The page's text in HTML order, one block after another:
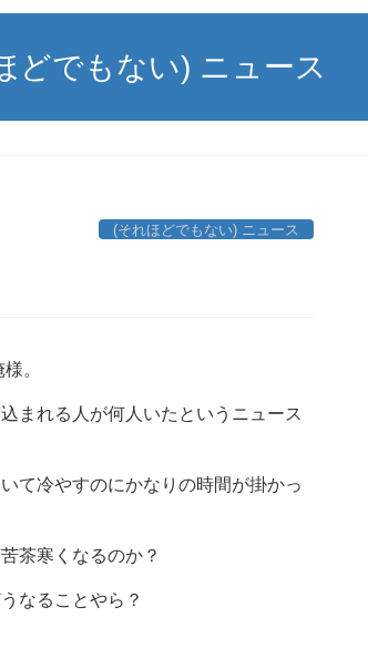
どでもない) ニュース
(それほどでもない) ニュース
。
まれる人が何人いたというニュース
て冷やすのにかなりの時間が掛かっ
茶寒くなるのか？
なることやら？